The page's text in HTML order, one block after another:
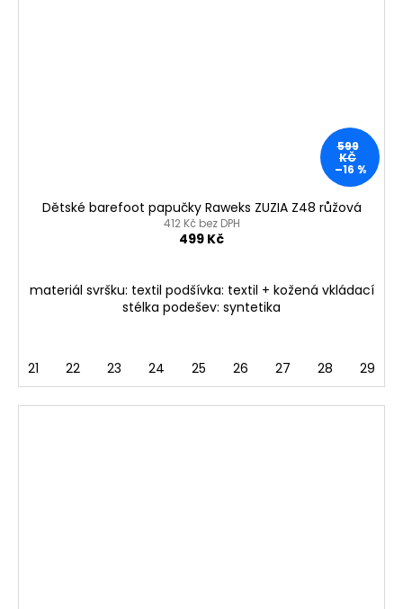
599
KČ
–16 %
Dětské barefoot papučky Raweks ZUZIA Z48 růžová
412 Kč bez DPH
499 Kč
materiál svršku: textil podšívka: textil + kožená vkládací
stélka podešev: syntetika
21 22 23 24 25 26 27 28 29